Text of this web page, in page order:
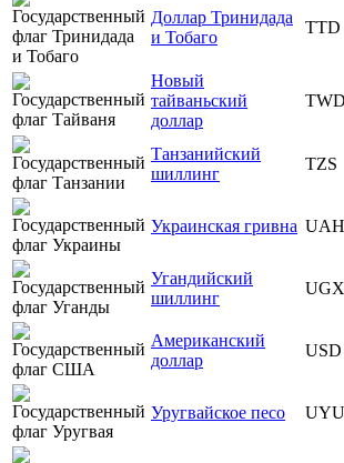
Доллар Тринидада
и Тобаго
TTD
Новый
тайваньский
доллар
TWD
Танзанийский
шиллинг
TZS
Украинская гривна UAH
Угандийский
шиллинг
UGX
Американский
доллар
USD
Уругвайское песо UYU